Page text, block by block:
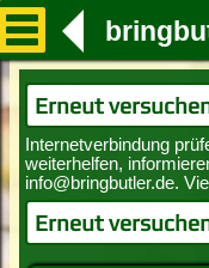
Erneut
Erneut